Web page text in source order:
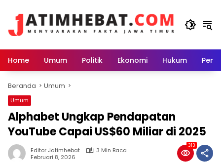
Home Umum Politik Ekonomi Hukum
Beranda Umum
Umum
Alphabet Ungkap Pendapatan
YouTube Capai US$60 Miliar di 2025
Editor Jatimhebat
3 Min Baca
Februari 8, 2026
313